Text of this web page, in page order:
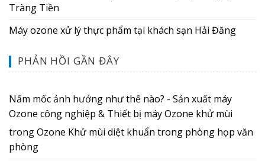
Tràng Tiền
Máy ozone xử lý thực phẩm tại khách sạn Hải Đăng
PHẢN HỒI GẦN ĐÂY
Nấm mốc ảnh hưởng như thế nào? - Sản xuất máy
Ozone công nghiệp & Thiết bị máy Ozone khử mùi
trongOzone Khử mùi diệt khuẩn trong phòng họp văn
phòng